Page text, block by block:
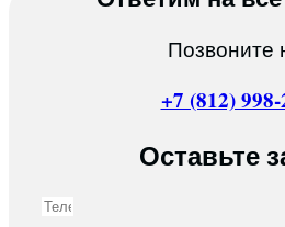
Позвоните
+7 (812)
Оставьте